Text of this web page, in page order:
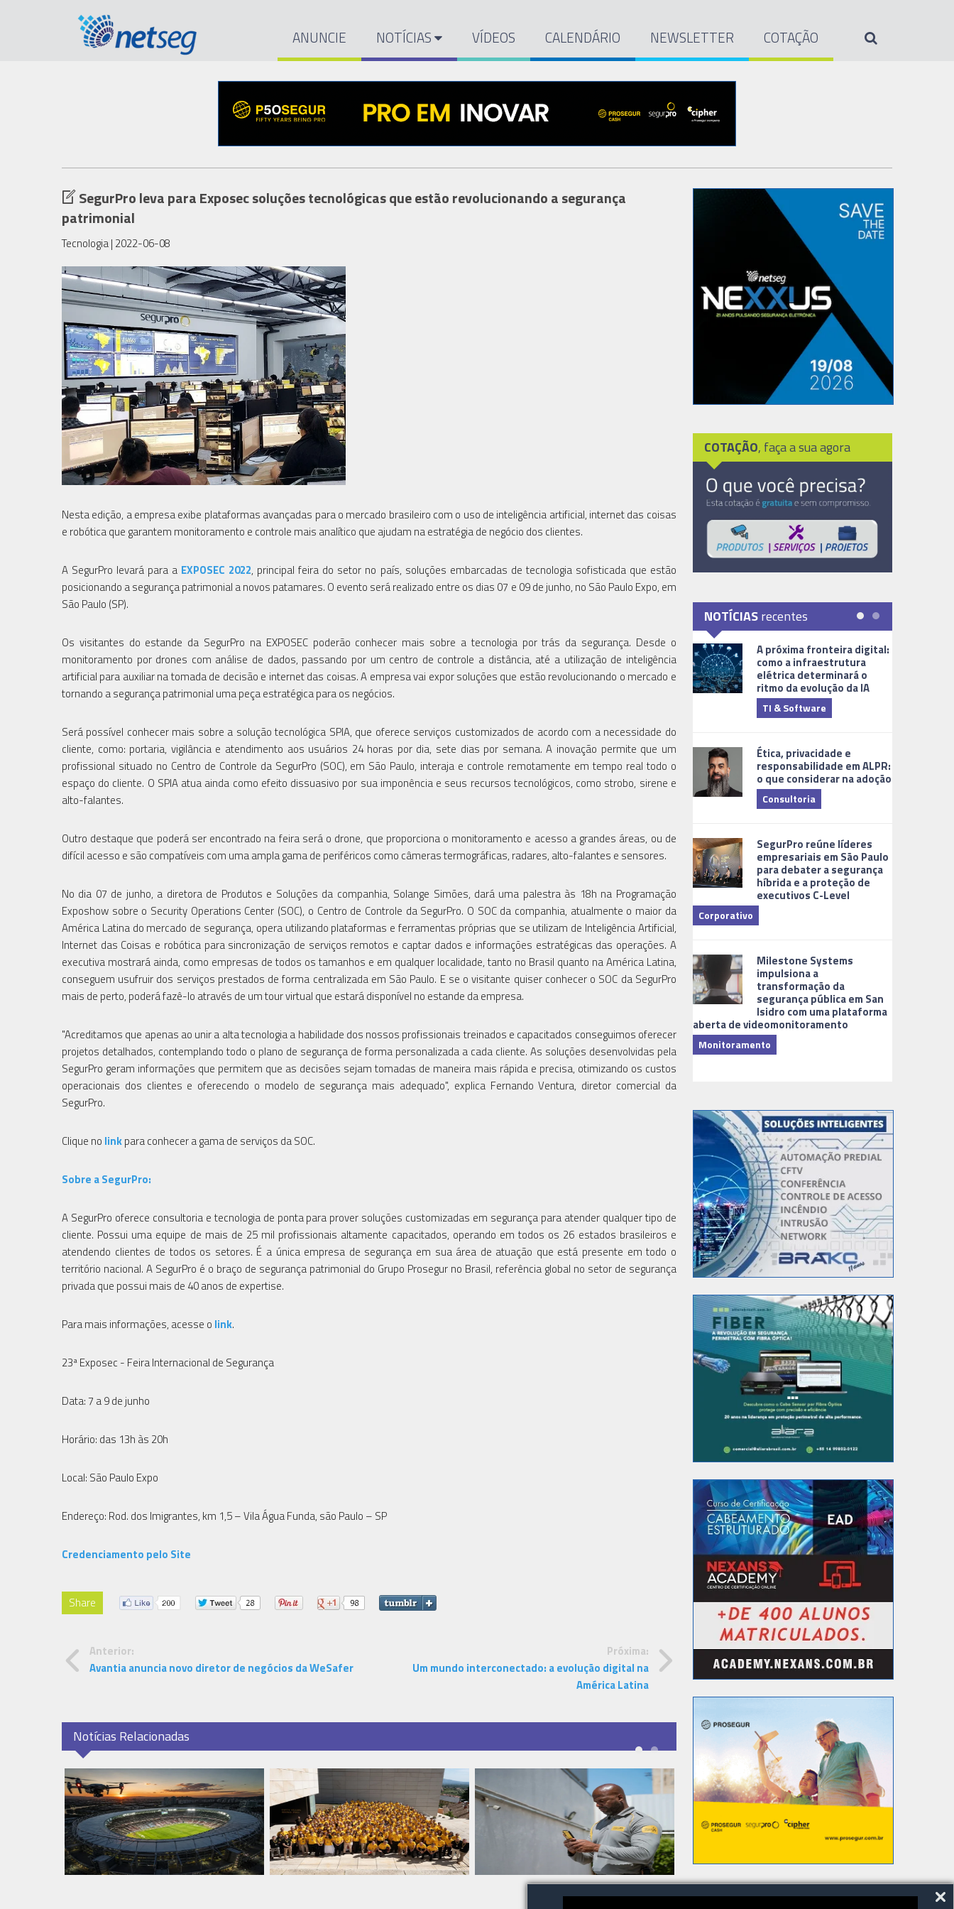
ANUNCIE NOTÍCIAS VÍDEOS CALENDÁRIO NEWSLETTER COTAÇÃO
SegurPro leva para Exposec soluções tecnológicas que estão revolucionando a segurança
patrimonial
Tecnologia| 2022-06-08
Nesta edição, a empresa exibe plataformas avançadas para o mercado brasileiro com o uso de inteligência artificial, internet das coisas
e robótica que garantem monitoramento e controle mais analítico que ajudam na estratégia de negócio dos clientes.
A SegurPro levará para a EXPOSEC 2022, principal feira do setor no país, soluções embarcadas de tecnologia sofisticada que estão
posicionando a segurança patrimonial a novos patamares. O evento será realizado entre os dias 07 e 09 de junho, no São Paulo Expo, em
São Paulo (SP).
Os visitantes do estande da SegurPro na EXPOSEC poderão conhecer mais sobre a tecnologia por trás da segurança. Desde o
monitoramento por drones com análise de dados, passando por um centro de controle a distância, até a utilização de inteligência
artificial para auxiliar na tomada de decisão e internet das coisas. A empresa vai expor soluções que estão revolucionando o mercado e
tornando a segurança patrimonial uma peça estratégica para os negócios.
Será possível conhecer mais sobre a solução tecnológica SPIA, que oferece serviços customizados de acordo com a necessidade do
cliente, como: portaria, vigilância e atendimento aos usuários 24 horas por dia, sete dias por semana. A inovação permite que um
profissional situado no Centro de Controle da SegurPro (SOC), em São Paulo, interaja e controle remotamente em tempo real todo o
espaço do cliente. O SPIA atua ainda como efeito dissuasivo por sua imponência e seus recursos tecnológicos, como strobo, sirene e
alto-falantes.
Outro destaque que poderá ser encontrado na feira será o drone, que proporciona o monitoramento e acesso a grandes áreas, ou de
difícil acesso e são compatíveis com uma ampla gama de periféricos como câmeras termográficas, radares, alto-falantes e sensores.
No dia 07 de junho, a diretora de Produtos e Soluções da companhia, Solange Simões, dará uma palestra às 18h na Programação
Exposhow sobre o Security Operations Center (SOC), o Centro de Controle da SegurPro. O SOC da companhia, atualmente o maior da
América Latina do mercado de segurança, opera utilizando plataformas e ferramentas próprias que se utilizam de Inteligência Artificial,
Internet das Coisas e robótica para sincronização de serviços remotos e captar dados e informações estratégicas das operações. A
executiva mostrará ainda, como empresas de todos os tamanhos e em qualquer localidade, tanto no Brasil quanto na América Latina,
conseguem usufruir dos serviços prestados de forma centralizada em São Paulo. E se o visitante quiser conhecer o SOC da SegurPro
mais de perto, poderá fazê-lo através de um tour virtual que estará disponível no estande da empresa.
"Acreditamos que apenas ao unir a alta tecnologia a habilidade dos nossos profissionais treinados e capacitados conseguimos oferecer
projetos detalhados, contemplando todo o plano de segurança de forma personalizada a cada cliente. As soluções desenvolvidas pela
SegurPro geram informações que permitem que as decisões sejam tomadas de maneira mais rápida e precisa, otimizando os custos
operacionais dos clientes e oferecendo o modelo de segurança mais adequado", explica Fernando Ventura, diretor comercial da
SegurPro.
Clique no linkpara conhecer a gama de serviços da SOC.
Sobre a SegurPro:
A SegurPro oferece consultoria e tecnologia de ponta para prover soluções customizadas em segurança para atender qualquer tipo de
cliente. Possui uma equipe de mais de 25 mil profissionais altamente capacitados, operando em todos os 26 estados brasileiros e
atendendo clientes de todos os setores. É a única empresa de segurança em sua área de atuação que está presente em todo o
território nacional. A SegurPro é o braço de segurança patrimonial do Grupo Prosegur no Brasil, referência global no setor de segurança
privada que possui mais de 40 anos de expertise.
Para mais informações, acesse o link.
23ª Exposec - Feira Internacional de Segurança
Data: 7 a 9 de junho
Horário: das 13h às 20h
Local: São Paulo Expo
Endereço: Rod. dos Imigrantes, km 1,5 – Vila Água Funda, são Paulo – SP
Credenciamento pelo Site
Share
Anterior:
Avantia anuncia novo diretor de negócios da WeSafer
Próxima:
Um mundo interconectado: a evolução digital na
América Latina
Notícias Relacionadas
COTAÇÃO, faça a sua agora
NOTÍCIASrecentes
A próxima fronteira digital:
como a infraestrutura
elétrica determinará o
ritmo da evolução da IA
TI & Software
Ética, privacidade e
responsabilidade em ALPR:
o que considerar na adoção
Consultoria
SegurPro reúne líderes
empresariais em São Paulo
para debater a segurança
híbrida e a proteção de
executivos C-Level
Corporativo
Milestone Systems
impulsiona a
transformação da
segurança pública em San
Isidro com uma plataforma
aberta de videomonitoramento
Monitoramento